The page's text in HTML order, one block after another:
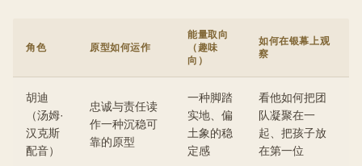
角色 原型如何运作
能量取向
（趣味
向）
如何在银幕上观
察
胡迪
（汤姆·
汉克斯
配音）
忠诚与责任读
作一种沉稳可
靠的原型
一种脚踏
实地、偏
土象的稳
定感
看他如何把团
队凝聚在一
起、把孩子放
在第一位